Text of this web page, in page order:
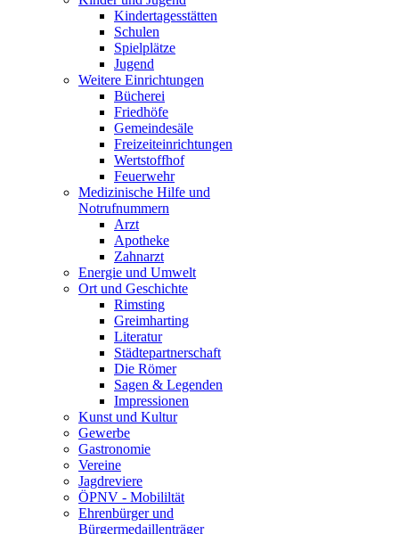
Kindertagesstätten
Schulen
Spielplätze
Jugend
Weitere Einrichtungen
Bücherei
Friedhöfe
Gemeindesäle
Freizeiteinrichtungen
Wertstoffhof
Feuerwehr
Medizinische Hilfe und
Notrufnummern
Arzt
Apotheke
Zahnarzt
Energie und Umwelt
Ort und Geschichte
Rimsting
Greimharting
Literatur
Städtepartnerschaft
Die Römer
Sagen & Legenden
Impressionen
Kunst und Kultur
Gewerbe
Gastronomie
Vereine
Jagdreviere
ÖPNV - Mobililtät
Ehrenbürger und
Bürgermedaillenträger